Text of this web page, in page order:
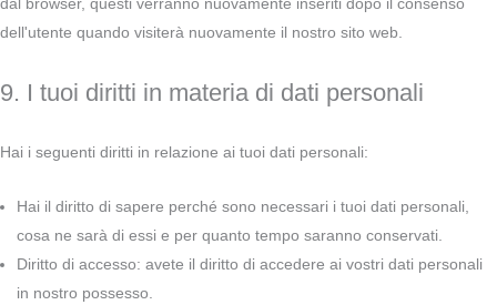
dell'utente quando visiterà nuovamente il nostro sito web.
9. I tuoi diritti in materia di dati personali
Hai i seguenti diritti in relazione ai tuoi dati personali:
Hai il diritto di sapere perché sono necessari i tuoi dati personali,
cosa ne sarà di essi e per quanto tempo saranno conservati.
Diritto di accesso: avete il diritto di accedere ai vostri dati personali
in nostro possesso.